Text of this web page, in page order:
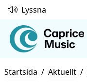
Lyssna
Startsida / Aktuellt /